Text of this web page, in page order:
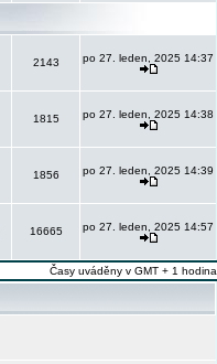
2143 po 27. leden, 2025 14:37
1815 po 27. leden, 2025 14:38
1856 po 27. leden, 2025 14:39
16665 po 27. leden, 2025 14:57
Časy uváděny v GMT + 1 hodina